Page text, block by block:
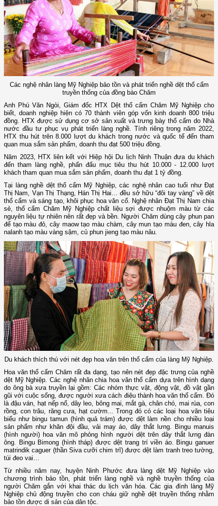
Các nghệ nhân làng Mỹ Nghiệp bảo tồn và phát triển nghề dệt thổ cẩm
truyền thống của đồng bào Chăm
Anh Phú Văn Ngòi, Giám đốc HTX Dệt thổ cẩm Chăm Mỹ Nghiệp cho
biết, doanh nghiệp hiện có 70 thành viên góp vốn kinh doanh 800 triệu
đồng. HTX được sử dụng cơ sở sản xuất và trưng bày thổ cẩm do Nhà
nước đầu tư phục vụ phát triển làng nghề. Tính riêng trong năm 2022,
HTX thu hút trên 8.000 lượt du khách trong nước và quốc tế đến tham
quan mua sắm sản phẩm, doanh thu đạt 500 triệu đồng.
Năm 2023, HTX liên kết với Hiệp hội Du lịch Ninh Thuận đưa du khách
đến tham làng nghề, phấn đấu mục tiêu thu hút 10.000 - 12.000 lượt
khách tham quan mua sắm sản phẩm, doanh thu đạt 1 tỷ đồng.
Tại làng nghề dệt thổ cẩm Mỹ Nghiệp, các nghệ nhân cao tuổi như Đạt
Thị Nam, Vạn Thị Thạng, Hán Thị Hai… đều sở hữu “đôi tay vàng” về dệt
thổ cẩm và sáng tạo, khôi phục hoa văn cổ. Nghệ nhân Đạt Thị Nam chia
sẻ, thổ cẩm Chăm Mỹ Nghiệp chất liệu sợi được nhuộm màu từ các
nguyên liệu tự nhiên nên rất đẹp và bền. Người Chăm dùng cây phun pan
để tạo màu đỏ, cây maow tạo màu chàm, cây mun tạo màu đen, cây hla
nalanh tạo màu vàng sậm, củ phun jieng tạo màu nâu.
Du khách thích thú với nét đẹp hoa văn trên thổ cẩm của làng Mỹ Nghiệp.
Hoa văn thổ cẩm Chăm rất đa dạng, tạo nên nét đẹp đặc trưng của nghề
dệt Mỹ Nghiệp. Các nghệ nhân chia hoa văn thổ cẩm dựa trên hình dạng
do ông bà xưa truyền lại gồm: Các nhóm thực vật, động vật, đồ vật gần
gũi với cuộc sống, được người xưa cách điệu thành hoa văn thổ cẩm. Đó
là đậu ván, hạt nếp nổ, dây leo, bông mai, mắt gà, chân chó, mai rùa, con
rồng, con trâu, răng cưa, hạt cườm... Trong đó có các loại hoa văn tiêu
biểu như bingu tamun (hình quả trám) được dệt làm nền cho nhiều loại
sản phẩm như khăn đội đầu, vải may áo, dây thắt lưng. Bingu manuis
(hình người) hoa văn mô phỏng hình người dệt trên dây thắt lưng đàn
ông. Bingu Bimong (hình tháp) được dệt trang trí viền áo. Bingu ganuer
matrindik caguer (thần Siva cưỡi chim trĩ) được dệt làm tranh treo tường,
túi đeo vai…
Từ nhiều năm nay, huyện Ninh Phước đưa làng dệt Mỹ Nghiệp vào
chương trình bảo tồn, phát triển làng nghề và nghề truyền thống của
người Chăm gắn với khai thác du lịch văn hóa. Các gia đình làng Mỹ
Nghiệp chủ động truyền cho con cháu giữ nghề dệt truyền thống nhằm
bảo tồn được di sản của dân tộc.